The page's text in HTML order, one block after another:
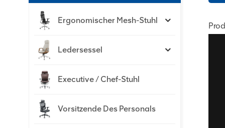
Ergonomischer Mesh-Stuhl
Ledersessel
Executive / Chef-Stuhl
Vorsitzende Des Personals